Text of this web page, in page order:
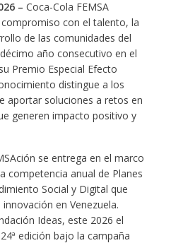
– Coca-Cola FEMSA
con el talento, la
de las comunidades del
año consecutivo en el
Premio Especial Efecto
distingue a los
aportar soluciones a retos en
generen impacto positivo y
se entrega en el marco
competencia anual de Planes
Social y Digital que
en Venezuela.
Ideas, este 2026 el
edición bajo la campaña